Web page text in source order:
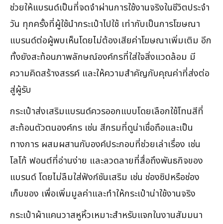
ช่วยให้แบรนด์เป็นที่จดจำผ่านการใช้งานจริงในชีวิตประจำ
วัน ทุกครั้งที่ผู้ใช้นำกระเป๋าไปใช้ เท่ากับเป็นการโฆษณา
แบรนด์ต่อผู้พบเห็นโดยไม่ต้องเสียค่าโฆษณาเพิ่มเติม อีก
ทั้งยังสะท้อนภาพลักษณ์องค์กรที่ใส่ใจสิ่งแวดล้อม มี
ความคิดสร้างสรรค์ และให้ความสำคัญกับคุณค่าที่ส่งต่อ
สู่ผู้รับ
กระเป๋าส่งเสริมแบรนด์ควรออกแบบโดยเลือกใช้โทนสีที่
สะท้อนตัวตนองค์กร เช่น สีกรมที่ดูน่าเชื่อถือและเป็น
ทางการ ผสมผสานกับองค์ประกอบที่ช่วยเล่าเรื่อง เช่น
โลโก้ ฟอนต์ที่อ่านง่าย และลวดลายที่สื่อถึงพันธกิจของ
แบรนด์ โดยไม่ลืมใส่ฟังก์ชันเสริม เช่น ช่องซิปหรือช่อง
เก็บของ เพื่อเพิ่มมูลค่าและทำให้กระเป๋าน่าใช้งานจริง
กระเป๋าผ้าแคนวาสหูหิ้วเหมาะสำหรับแจกในงานสัมมนา